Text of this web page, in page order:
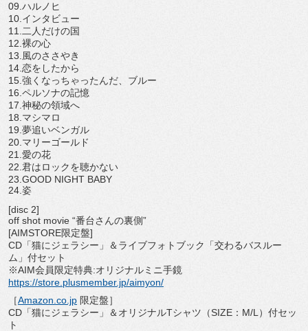
09.ハルノヒ
10.インタビュー
11.二人だけの国
12.裸の心
13.風のささやき
14.恋をしたから
15.強くなっちゃったんだ、ブルー
16.ペルソナの記憶
17.神秘の領域へ
18.マシマロ
19.夢追いベンガル
20.マリーゴールド
21.愛の花
22.君はロックを聴かない
23.GOOD NIGHT BABY
24.姿
[disc 2]
off shot movie “番台さんの裏側”
[AIMSTORE限定盤]
CD「猫にジェラシー」＆ライブフォトブック「交わるバスルー
ム」付セット
※AIM会員限定特典:オリジナルミニ手鏡
https://store.plusmember.jp/aimyon/
［Amazon.co.jp 限定盤］
CD「猫にジェラシー」＆オリジナルTシャツ（SIZE：M/L）付セッ
ト